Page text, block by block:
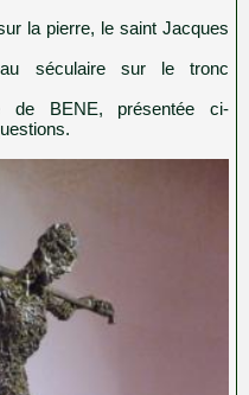
la pierre, le saint Jacques
séculaire sur le tronc
de BENE, présentée ci-